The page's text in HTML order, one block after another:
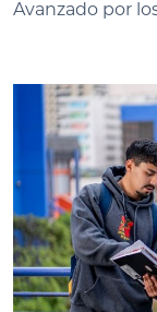
Avanzado por